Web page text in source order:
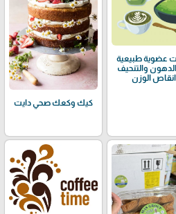
عضوية طبيعية
والتنحيف
الوزن
كيك وكعك صحي دايت